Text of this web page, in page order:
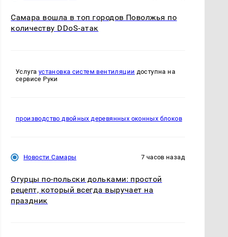
Самара вошла в топ городов Поволжья по
количеству DDoS-атак
Услуга установка систем вентиляции доступна на
сервисе Руки
производство двойных деревянных оконных блоков
Новости Самары 7 часов назад
Огурцы по‑польски дольками: простой
рецепт, который всегда выручает на
праздник